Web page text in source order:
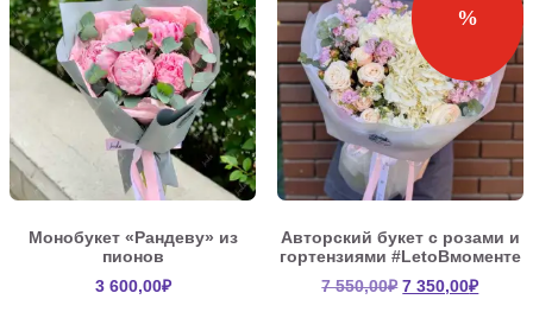
Монобукет «Рандеву» из
пионов
3 600,00₽
%
Авторский букет с розами и
гортензиями #LetoВмоменте
7 550,00₽ 7 350,00₽